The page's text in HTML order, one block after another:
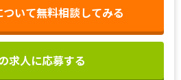
いて無料相談してみる
求人に応募する